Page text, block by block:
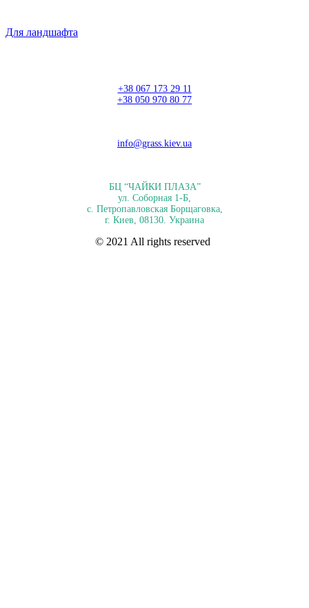
Для ландшафта
+38 067 173 29 11
+38 050 970 80 77
info@grass.kiev.ua
БЦ “ЧАЙКИ ПЛАЗА”
ул. Соборная 1-Б,
с. Петропавловская Борщаговка,
г. Киев, 08130. Украина
© 2021 All rights reserved